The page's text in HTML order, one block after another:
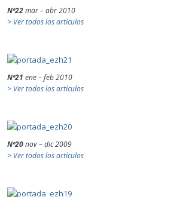
Nº22mar – abr 2010
> Ver todos los artículos
Nº21 ene – feb 2010
> Ver todos los artículos
Nº20nov – dic 2009
> Ver todos los artículos